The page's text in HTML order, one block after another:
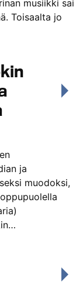
musiikki sai
Toisaalta jo
ja
muodoksi,